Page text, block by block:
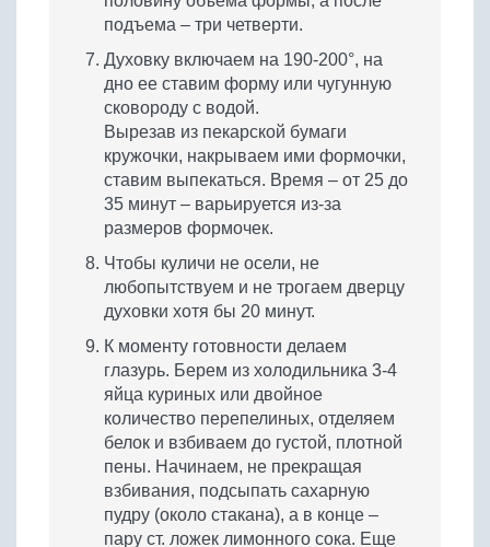
подъема – три четверти.
Духовку включаем на 190-200°, на
дно ее ставим форму или чугунную
сковороду с водой.
Вырезав из пекарской бумаги
кружочки, накрываем ими формочки,
ставим выпекаться. Время – от 25 до
35 минут – варьируется из-за
размеров формочек.
Чтобы куличи не осели, не
любопытствуем и не трогаем дверцу
духовки хотя бы 20 минут.
К моменту готовности делаем
глазурь. Берем из холодильника 3-4
яйца куриных или двойное
количество перепелиных, отделяем
белок и взбиваем до густой, плотной
пены. Начинаем, не прекращая
взбивания, подсыпать сахарную
пудру (около стакана), а в конце –
пару ст. ложек лимонного сока. Еще